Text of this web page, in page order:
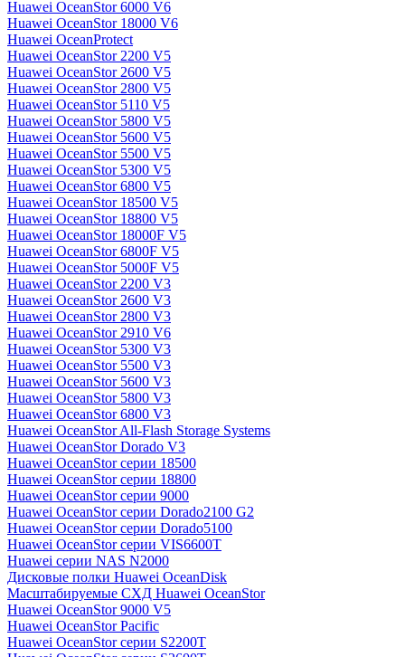
Huawei OceanStor 6000 V6
Huawei OceanStor 18000 V6
Huawei OceanProtect
Huawei OceanStor 2200 V5
Huawei OceanStor 2600 V5
Huawei OceanStor 2800 V5
Huawei OceanStor 5110 V5
Huawei OceanStor 5800 V5
Huawei OceanStor 5600 V5
Huawei OceanStor 5500 V5
Huawei OceanStor 5300 V5
Huawei OceanStor 6800 V5
Huawei OceanStor 18500 V5
Huawei OceanStor 18800 V5
Huawei OceanStor 18000F V5
Huawei OceanStor 6800F V5
Huawei OceanStor 5000F V5
Huawei OceanStor 2200 V3
Huawei OceanStor 2600 V3
Huawei OceanStor 2800 V3
Huawei OceanStor 2910 V6
Huawei OceanStor 5300 V3
Huawei OceanStor 5500 V3
Huawei OceanStor 5600 V3
Huawei OceanStor 5800 V3
Huawei OceanStor 6800 V3
Huawei OceanStor All-Flash Storage Systems
Huawei OceanStor Dorado V3
Huawei OceanStor серии 18500
Huawei OceanStor серии 18800
Huawei OceanStor серии 9000
Huawei OceanStor серии Dorado2100 G2
Huawei OceanStor серии Dorado5100
Huawei OceanStor серии VIS6600T
Huawei серии NAS N2000
Дисковые полки Huawei OceanDisk
Масштабируемые СХД Huawei OceanStor
Huawei OceanStor 9000 V5
Huawei OceanStor Pacific
Huawei OceanStor серии S2200T